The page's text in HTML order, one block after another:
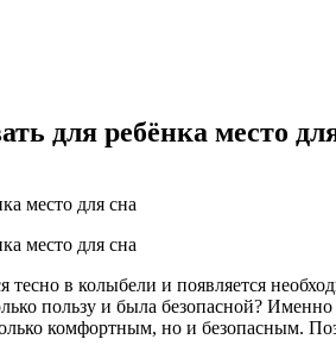
для ребёнка место
тесно в колыбели и появляется
пользу и была безопасной?
комфортным, но и безопасным.